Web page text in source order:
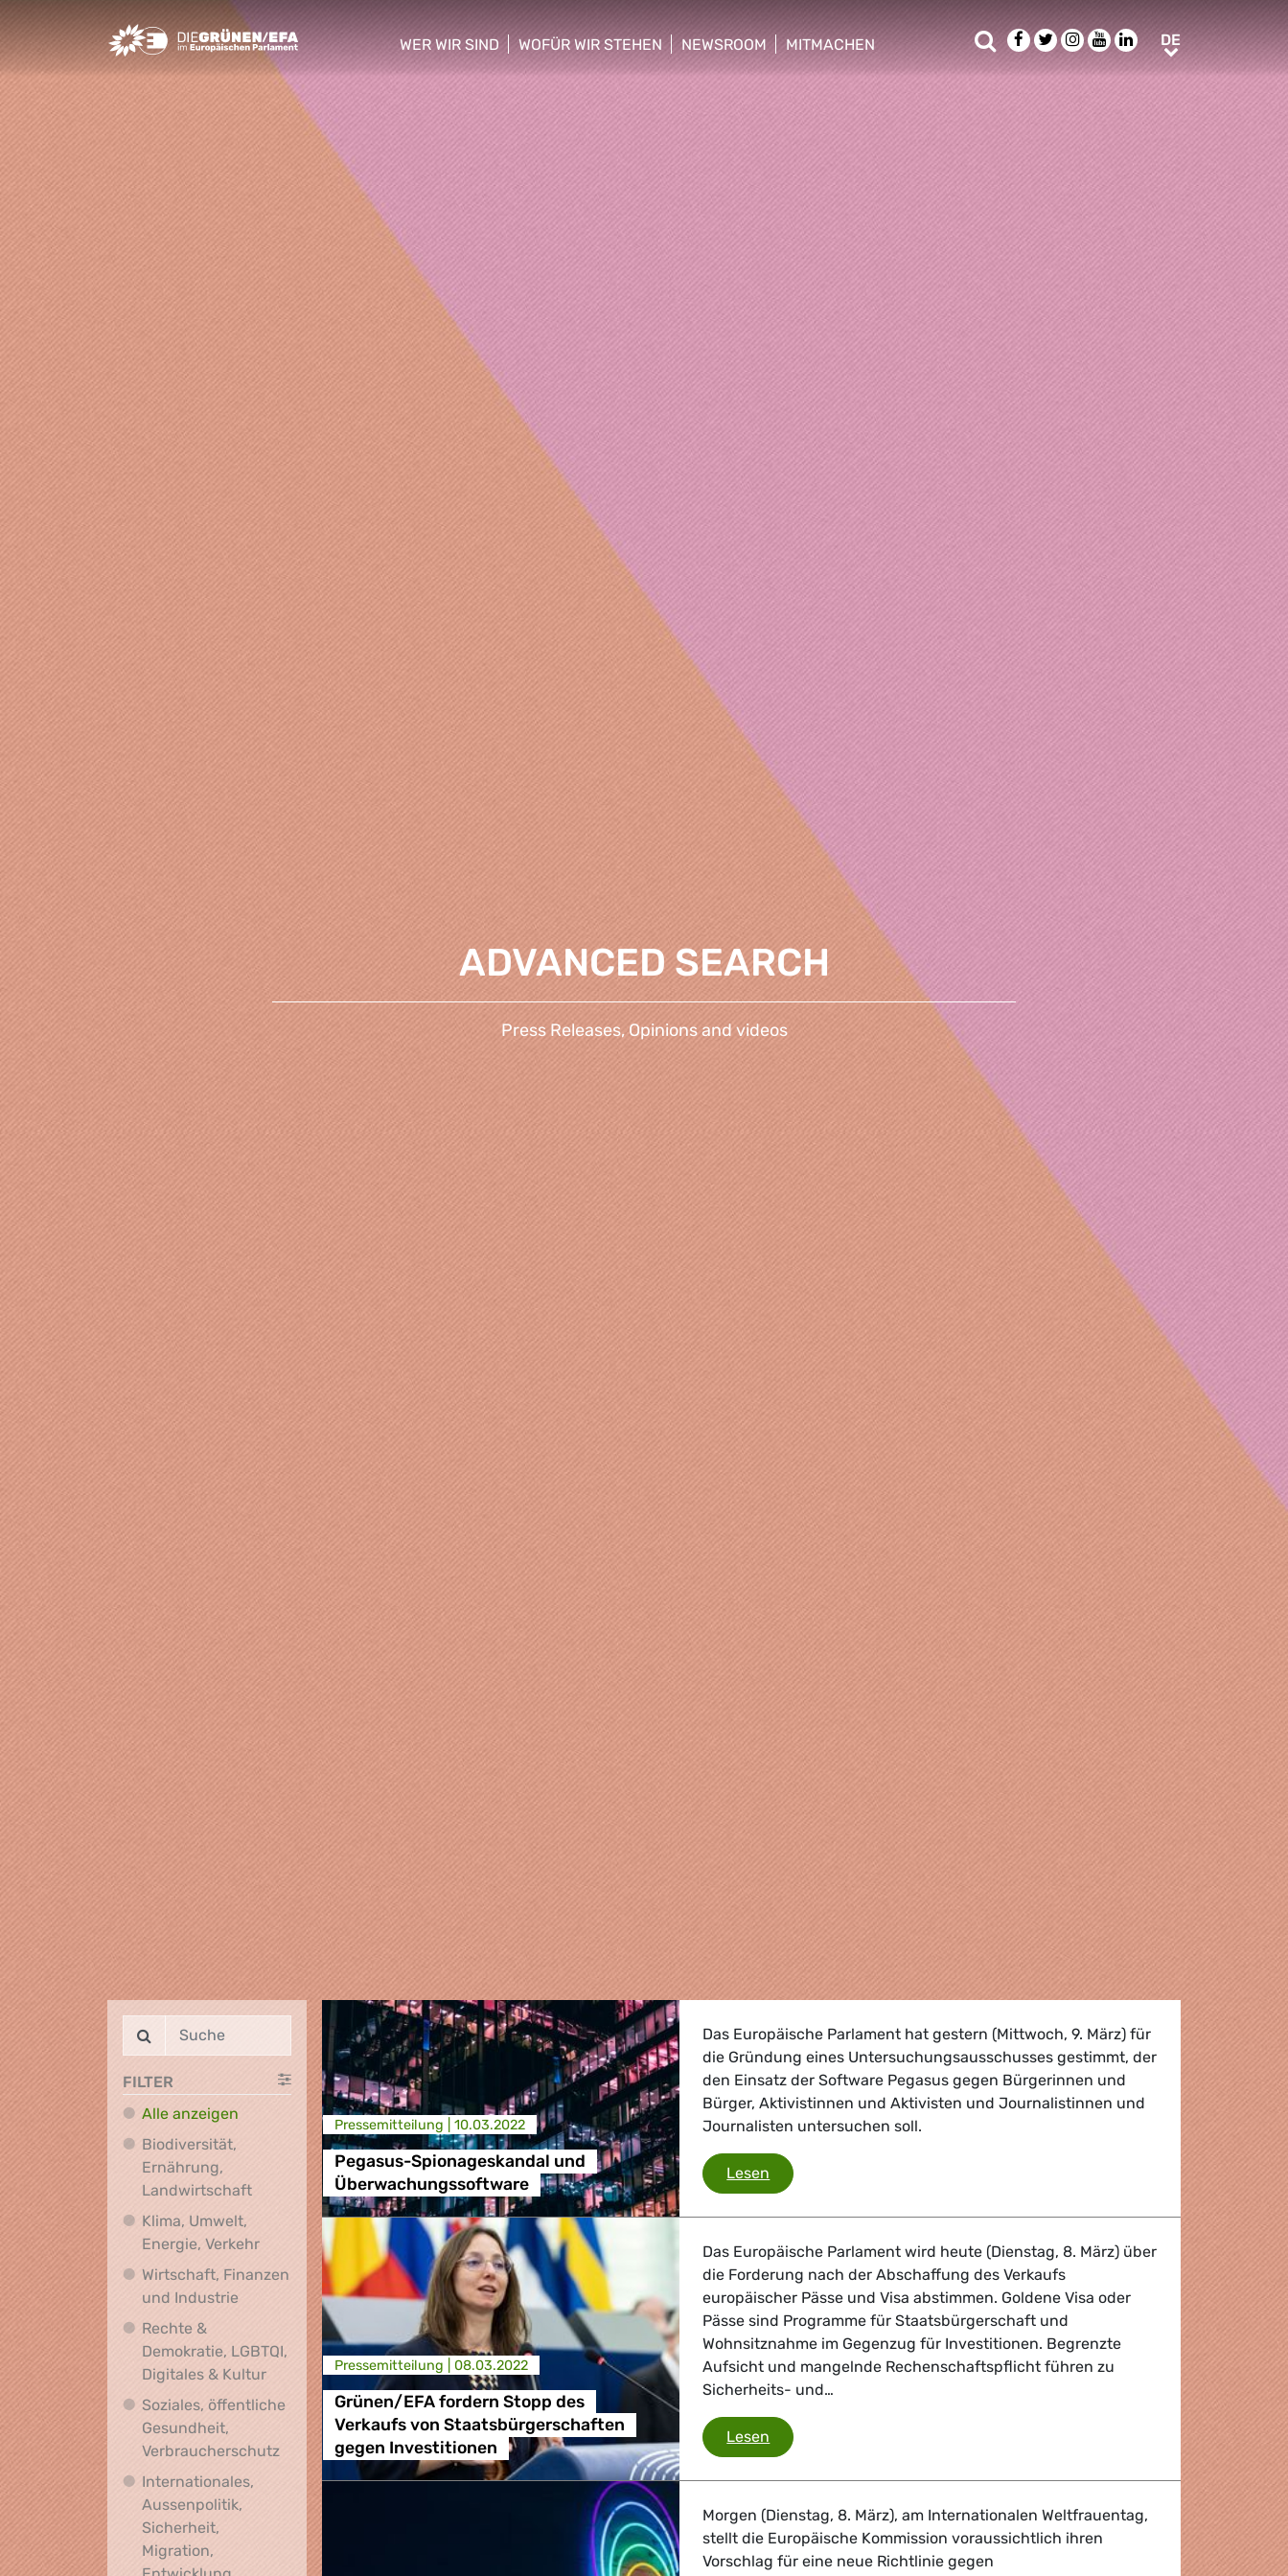
Greens/EFA Home
WER WIR SIND
show/hide sub menu
WOFÜR WIR STEHEN
show/hide sub menu
NEWSROOM
show/hide sub menu
MITMACHEN
show/hide sub menu
SucheFacebook
TwitterInstagram
YoutubeLinkedIn
DEDE
ADVANCED SEARCH
Press Releases, Opinions and videos
FILTER
Alle anzeigen
Biodiversität,
Ernährung,
LandwirtschaftBiodiversität, Ernährung, Landwirtschaft
Klima, Umwelt,
Energie, VerkehrKlima, Umwelt, Energie, Verkehr
Wirtschaft, Finanzen
und Industrie Wirtschaft, Finanzen und Industrie
Rechte &
Demokratie, LGBTQI,
Digitales & KulturRechte & Demokratie, LGBTQI, Digitales & Kultur
Soziales, öffentliche
Gesundheit,
VerbraucherschutzSoziales, öffentliche Gesundheit, Verbraucherschutz
Internationales,
Aussenpolitik,
Sicherheit,
Migration,
Internationales, Aussenpolitik, Sicherheit, Migration, Entwicklung
Presse­mitteilung | 10.03.2022
Pegasus-Spionageskandal und
Überwachungssoftware
Das Europäische Parlament hat gestern (Mittwoch, 9. März) für
die Gründung eines Untersuchungsausschusses gestimmt, der
den Einsatz der Software Pegasus gegen Bürgerinnen und
Bürger, Aktivistinnen und Aktivisten und Journalistinnen und
Journalisten untersuchen soll.
Lesen Pegasus-Spionageskandal und Überwachungssoftware
Presse­mitteilung | 08.03.2022
Grünen/EFA fordern Stopp des
Verkaufs von Staatsbürgerschaften
gegen Investitionen
Das Europäische Parlament wird heute (Dienstag, 8. März) über
die Forderung nach der Abschaffung des Verkaufs
europäischer Pässe und Visa abstimmen. Goldene Visa oder
Pässe sind Programme für Staatsbürgerschaft und
Wohnsitznahme im Gegenzug für Investitionen. Begrenzte
Aufsicht und mangelnde Rechenschaftspflicht führen zu
Sicherheits- und…
Lesen Grünen/EFA fordern Stopp des Verkaufs von Staatsbürgerschaften
Morgen (Dienstag, 8. März), am Internationalen Weltfrauentag,
stellt die Europäische Kommission voraussichtlich ihren
Vorschlag für eine neue Richtlinie gegen